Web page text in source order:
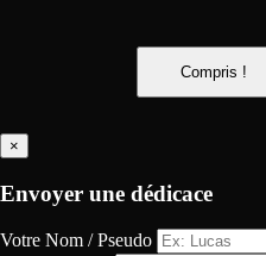
Compris !
×
Envoyer une dédicace
Votre Nom / Pseudo